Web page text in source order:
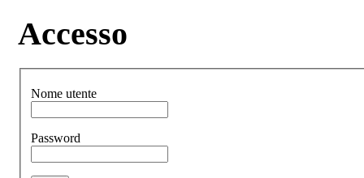
Accesso
Nome utente
Password